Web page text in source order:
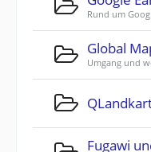
Rund um
Global
Umgang und
Fugawi